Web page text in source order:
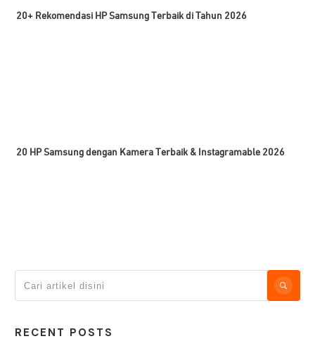
20+ Rekomendasi HP Samsung Terbaik di Tahun 2026
20 HP Samsung dengan Kamera Terbaik & Instagramable 2026
RECENT POSTS